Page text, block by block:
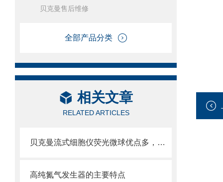
贝克曼售后维修
全部产品分类
相关文章
RELATED ARTICLES
贝克曼流式细胞仪荧光微球优点多，实用效果好
高纯氮气发生器的主要特点